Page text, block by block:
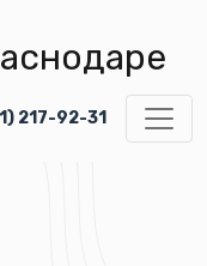
217-92-31